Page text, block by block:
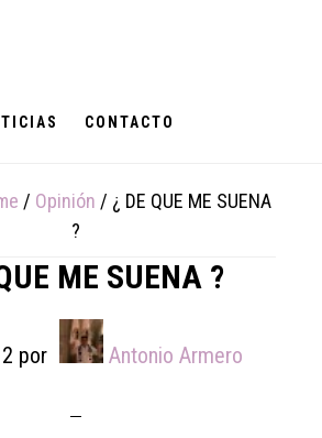
CONTACTO
/ Opinión / ¿ DE QUE ME SUENA
?
ME SUENA ?
por Antonio Armero